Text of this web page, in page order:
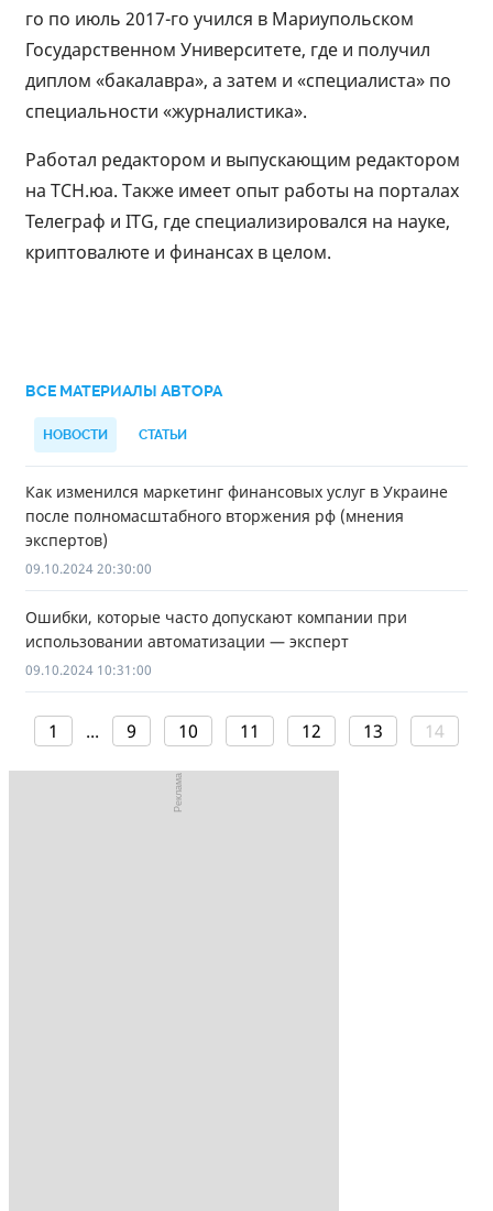
го по июль 2017-го учился в Мариупольском
Государственном Университете, где и получил
диплом «бакалавра», а затем и «специалиста» по
специальности «журналистика».
Работал редактором и выпускающим редактором
на ТСН.юа. Также имеет опыт работы на порталах
Телеграф и ITG, где специализировался на науке,
криптовалюте и финансах в целом.
ВСЕ МАТЕРИАЛЫ АВТОРА
НОВОСТИ СТАТЬИ
Как изменился маркетинг финансовых услуг в Украине
после полномасштабного вторжения рф (мнения
экспертов)
09.10.2024 20:30:00
Ошибки, которые часто допускают компании при
использовании автоматизации — эксперт
09.10.2024 10:31:00
1 ... 9 10 11 12 13 14